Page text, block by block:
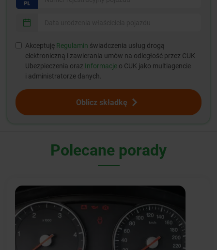
Akceptuję Regulamin świadczenia usług drogą
elektroniczną i zawierania umów na odległość przez CUK
Ubezpieczenia oraz Informacje o CUK jako multiagencie
i administratorze danych.
Oblicz składkę
Polecane porady